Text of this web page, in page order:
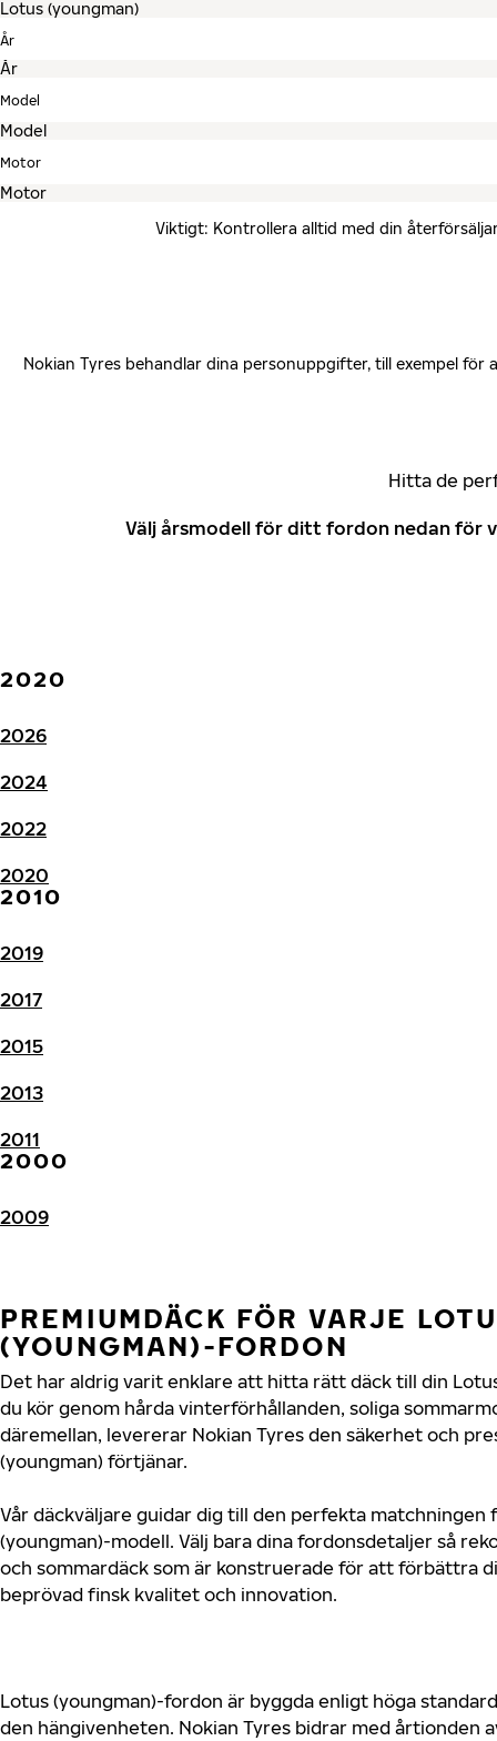
År
Model
Motor
Viktigt: Kontrollera alltid med din
Nokian Tyres behandlar dina personuppgifter, till exempel
Hitta de
Välj årsmodell för ditt fordon nedan för
2020
2026
2024
2022
2020
2010
2019
2017
2015
2013
2011
2000
2009
PREMIUMDÄCK FÖR VARJE
(YOUNGMAN)-FORDON
Det har aldrig varit enklare att hitta rätt däck till din
du kör genom hårda vinterförhållanden, soliga
däremellan, levererar Nokian Tyres den säkerhet och
(youngman) förtjänar.
Vår däckväljare guidar dig till den perfekta matchningen
(youngman)-modell. Välj bara dina fordonsdetaljer så
och sommardäck som är konstruerade för att förbättra
beprövad finsk kvalitet och innovation.
Lotus (youngman)-fordon är byggda enligt höga
den hängivenheten. Nokian Tyres bidrar med årtionden